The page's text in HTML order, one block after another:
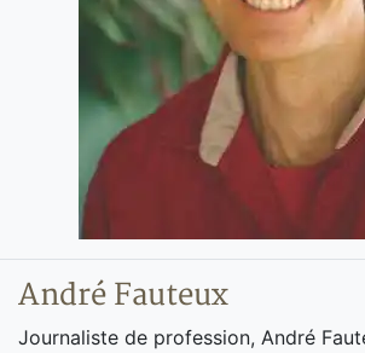
André Fauteux
Journaliste de profession, André